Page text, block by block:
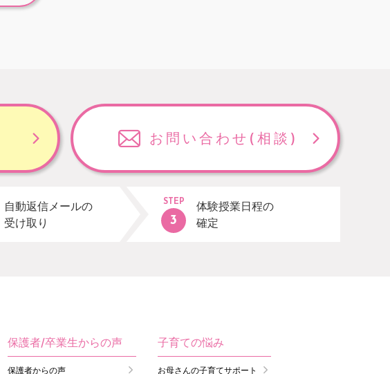
お問い合わせ (相談)
自動返信メールの
受け取り
STEP
体験授業日程の
確定
保護者/卒業生からの声
保護者からの声
子育ての悩み
お母さんの子育てサポート